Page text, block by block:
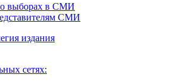
выборах в СМИ
СМИ
издания
сетях: